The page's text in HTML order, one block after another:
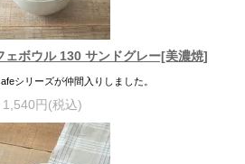
ボウル 130 サンドグレー[美濃焼]
シリーズが仲間入りしました。
1,540円(税込)